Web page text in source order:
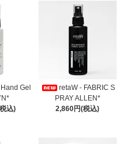
Gel
込)
retaW - FABRIC S
PRAY ALLEN*
2,860円(税込)